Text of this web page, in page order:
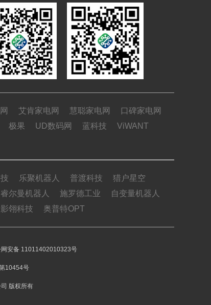
艾肯家电网 慧聪家电网
口碑家电网
极果 UD数码网 蓝科技
ViWANT
乐聚机器人 普渡科技
猎户星空
睿尔曼机器人 施罗德工业
自变量机器人
影翎科技 奥普特OPT
网安备 11011402010323号
10454号
版权所有